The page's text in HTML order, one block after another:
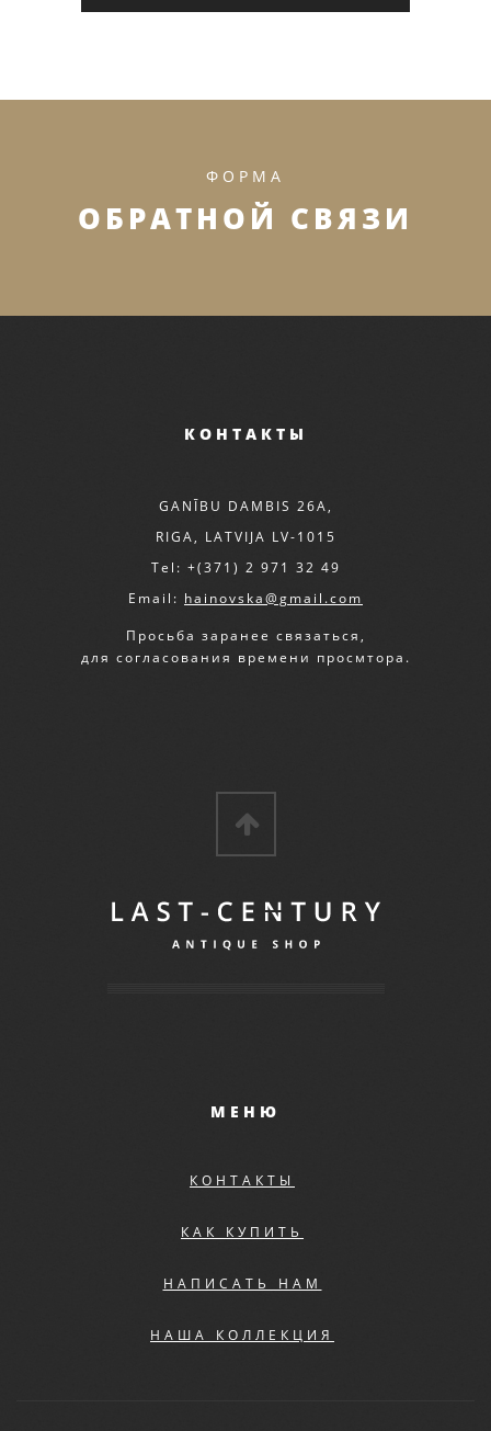
ФОРМА
ОБРАТНОЙ СВЯЗИ
КОНТАКТЫ
GANĪBU DAMBIS 26A,
RIGA, LATVIJA LV-1015
Tel: +(371) 2 971 32 49
Email: hainovska@gmail.com
Просьба заранее связаться,
для согласования времени просмтора.
МЕНЮ
КОНТАКТЫ
КАК КУПИТЬ
НАПИСАТЬ НАМ
НАША КОЛЛЕКЦИЯ